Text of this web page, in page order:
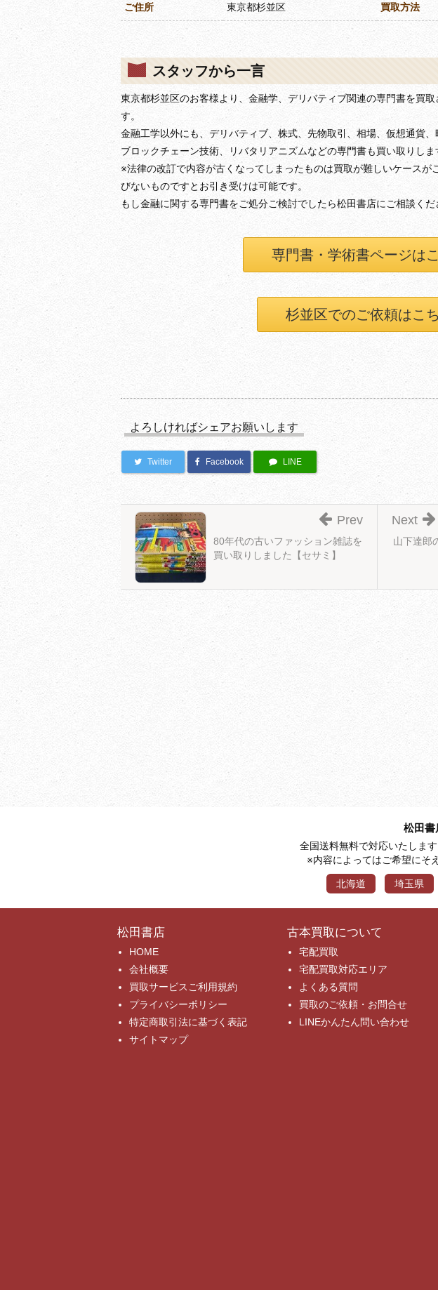
ご住所 東京都杉並区 買取方法
スタッフから一言
東京都杉並区のお客様より、金融学、デリバティブ関連の専門書を買
す。
金融工学以外にも、デリバティブ、株式、先物取引、相場、仮想通貨
ブロックチェーン技術、リバタリアニズムなどの専門書も買い取りしま
※法律の改訂で内容が古くなってしまったものは買取が難しいケースが
びないものですとお引き受けは可能です。
もし金融に関する専門書をご処分ご検討でしたら松田書店にご相談くだ
専門書・学術書ページは
杉並区でのご依頼はこ
よろしければシェアお願いします
Twitter Facebook LINE
山下達郎
Next
80年代の古いファッション雑誌を
買い取りしました【セサミ】
Prev
松田書
全国送料無料で対応いたしま
※内容によってはご希望にそ
北海道 埼玉県
松田書店
HOME
会社概要
買取サービスご利用規約
プライバシーポリシー
特定商取引法に基づく表記
サイトマップ
古本買取について
宅配買取
宅配買取対応エリア
よくある質問
買取のご依頼・お問合せ
LINEかんたん問い合わせ